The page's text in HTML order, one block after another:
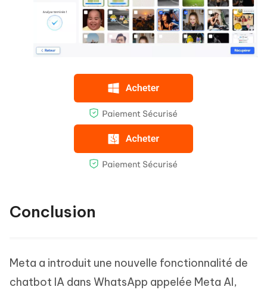
Conclusion
Meta a introduit une nouvelle fonctionnalité de
chatbot IA dans WhatsApp appelée Meta AI,